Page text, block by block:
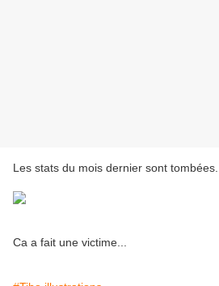
Les stats du mois dernier sont tombées...
Ca a fait une victime...